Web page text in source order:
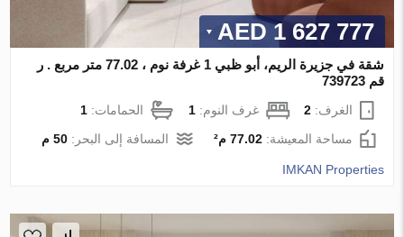
1 627 777 AED
شقة في جزيرة الريم، أبو ظبي 1 غرفة نوم ، 77.02 متر مربع . ر
قم 739723
الغرف:2 غرف النوم:1 الحمامات:1
مساحة المعيشة:77.02 م² المسافة إلى البحر:50 م
IMKAN Properties